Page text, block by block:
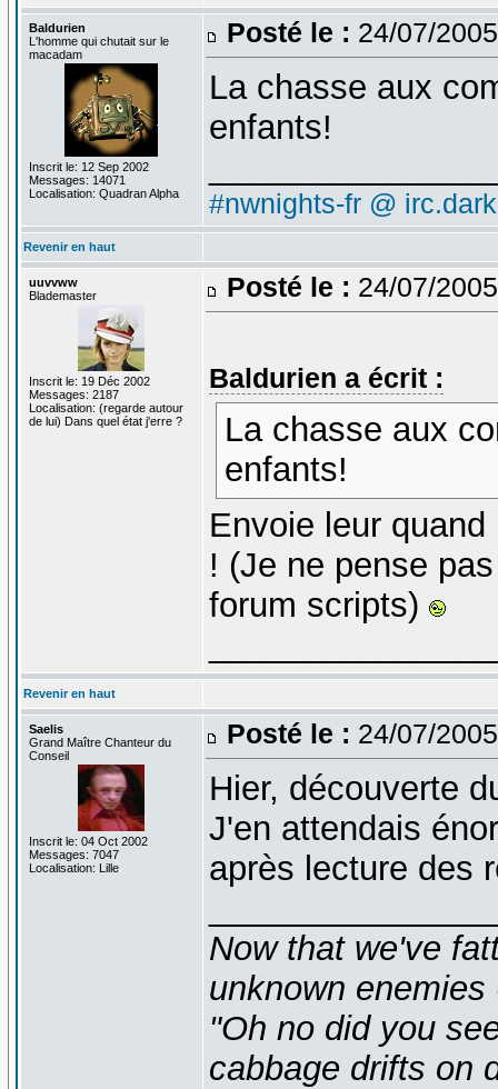
Baldurien
L'homme qui chutait sur le
macadam
Inscrit le: 12 Sep 2002
Messages: 14071
Localisation: Quadran Alpha
Posté le : 24/07/
La chasse aux
enfants!
#nwnights-fr @
Revenir en haut
uuvvww
Blademaster
Inscrit le: 19 Déc 2002
Messages: 2187
Localisation: (regarde autour
de lui) Dans quel état j'erre ?
Posté le : 24/07/
Baldurien a écrit :
La chasse aux
enfants!
Envoie leur
! (Je ne pense
forum scripts)
Revenir en haut
Saelis
Grand Maître Chanteur du
Conseil
Inscrit le: 04 Oct 2002
Messages: 7047
Localisation: Lille
Posté le : 24/07/
Hier, découverte
J'en attendais
après lecture des
Now that we've
unknown
"Oh no did you
cabbage drifts on